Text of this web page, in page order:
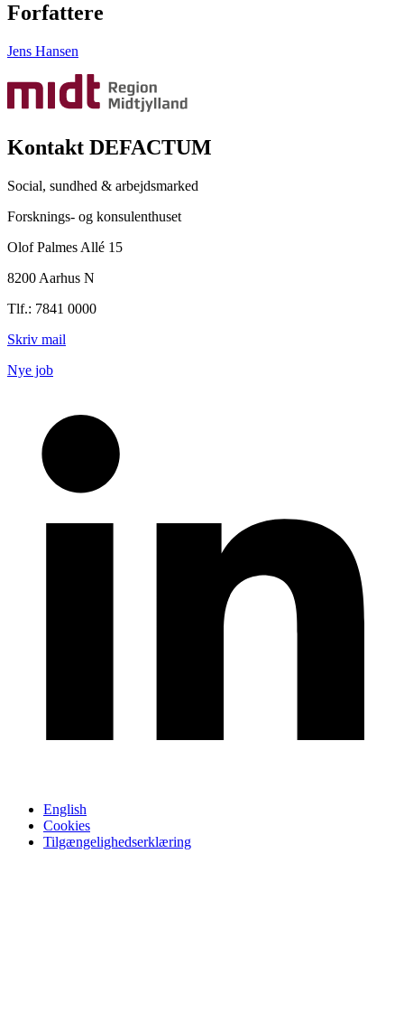
Forfattere
Jens Hansen
Kontakt DEFACTUM
Social, sundhed & arbejdsmarked
Forsknings- og konsulenthuset
Olof Palmes Allé 15
8200 Aarhus N
Tlf.: 7841 0000
Skriv mail
Nye job
English
Cookies
Tilgængelighedserklæring